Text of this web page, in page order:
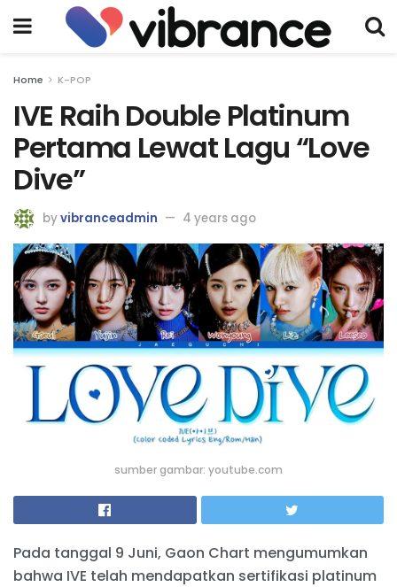
Home K-POP
IVE Raih Double Platinum
Pertama Lewat Lagu “Love
Dive”
byvibranceadmin 4 years ago
sumber gambar: youtube.com
Pada tanggal 9 Juni, Gaon Chart mengumumkan
bahwa IVE telah mendapatkan sertifikasi platinum